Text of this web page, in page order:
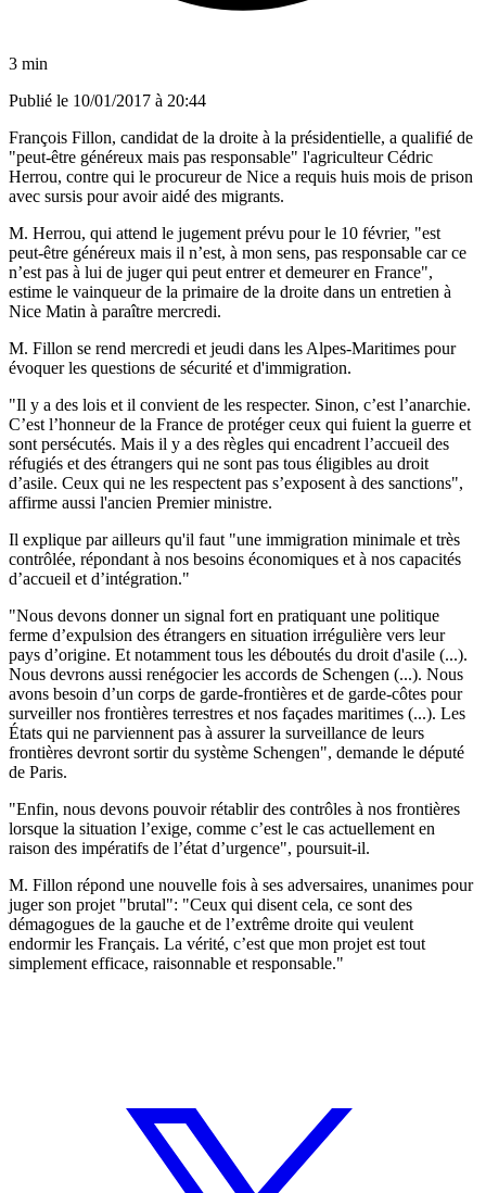
3 min
Publié le 10/01/2017 à 20:44
François Fillon, candidat de la droite à la présidentielle, a qualifié de
"peut-être généreux mais pas responsable" l'agriculteur Cédric
Herrou, contre qui le procureur de Nice a requis huis mois de prison
avec sursis pour avoir aidé des migrants.
M. Herrou, qui attend le jugement prévu pour le 10 février, "est
peut-être généreux mais il n’est, à mon sens, pas responsable car ce
n’est pas à lui de juger qui peut entrer et demeurer en France",
estime le vainqueur de la primaire de la droite dans un entretien à
Nice Matin à paraître mercredi.
M. Fillon se rend mercredi et jeudi dans les Alpes-Maritimes pour
évoquer les questions de sécurité et d'immigration.
"Il y a des lois et il convient de les respecter. Sinon, c’est l’anarchie.
C’est l’honneur de la France de protéger ceux qui fuient la guerre et
sont persécutés. Mais il y a des règles qui encadrent l’accueil des
réfugiés et des étrangers qui ne sont pas tous éligibles au droit
d’asile. Ceux qui ne les respectent pas s’exposent à des sanctions",
affirme aussi l'ancien Premier ministre.
Il explique par ailleurs qu'il faut "une immigration minimale et très
contrôlée, répondant à nos besoins économiques et à nos capacités
d’accueil et d’intégration."
"Nous devons donner un signal fort en pratiquant une politique
ferme d’expulsion des étrangers en situation irrégulière vers leur
pays d’origine. Et notamment tous les déboutés du droit d'asile (...).
Nous devrons aussi renégocier les accords de Schengen (...). Nous
avons besoin d’un corps de garde-frontières et de garde-côtes pour
surveiller nos frontières terrestres et nos façades maritimes (...). Les
États qui ne parviennent pas à assurer la surveillance de leurs
frontières devront sortir du système Schengen", demande le député
de Paris.
"Enfin, nous devons pouvoir rétablir des contrôles à nos frontières
lorsque la situation l’exige, comme c’est le cas actuellement en
raison des impératifs de l’état d’urgence", poursuit-il.
M. Fillon répond une nouvelle fois à ses adversaires, unanimes pour
juger son projet "brutal": "Ceux qui disent cela, ce sont des
démagogues de la gauche et de l’extrême droite qui veulent
endormir les Français. La vérité, c’est que mon projet est tout
simplement efficace, raisonnable et responsable."